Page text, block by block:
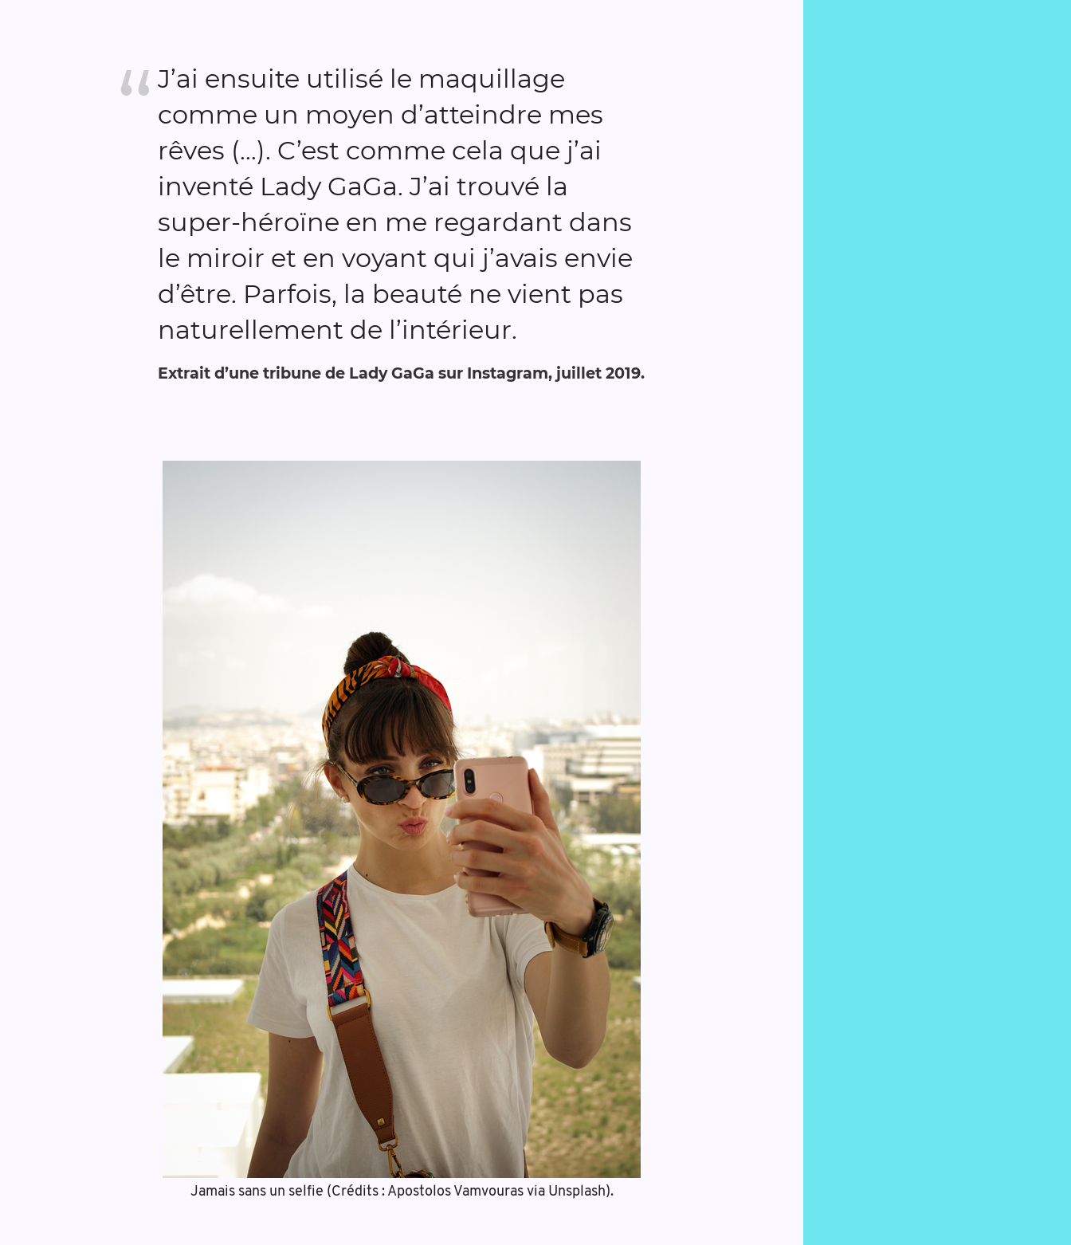
J’ai ensuite utilisé le maquillage
comme un moyen d’atteindre mes
rêves (…). C’est comme cela que j’ai
inventé Lady GaGa. J’ai trouvé la
super-héroïne en me regardant dans
le miroir et en voyant qui j’avais envie
d’être. Parfois, la beauté ne vient pas
naturellement de l’intérieur.
Extrait d’une tribune de Lady GaGa sur Instagram, juillet 2019.
Jamais sans un selfie (Crédits : Apostolos Vamvouras via Unsplash).